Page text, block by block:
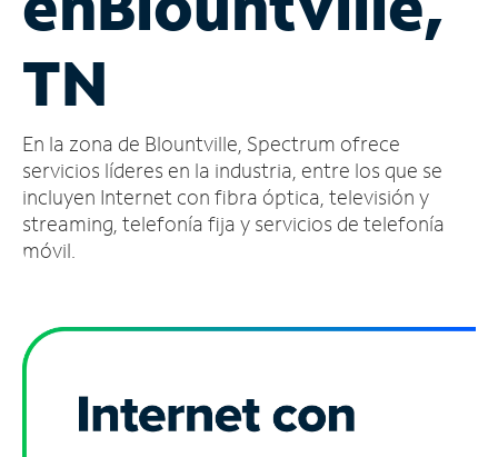
cuenta
Encuentra
tienda
TN
En la zona de Blountville, Spectrum ofrece
servicios líderes en la industria, entre los que se
incluyen Internet con fibra óptica, televisión y
streaming, telefonía fija y servicios de telefonía
móvil.